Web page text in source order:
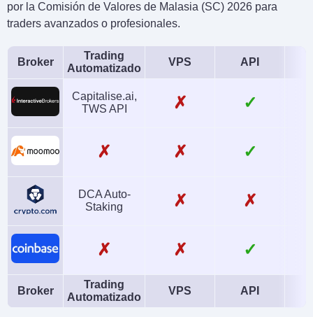
por la Comisión de Valores de Malasia (SC) 2026 para
traders avanzados o profesionales.
Broker
Trading
Automatizado
VPS API
Capitalise.ai,
TWS API
✗ ✓
✗ ✗ ✓
DCA Auto-
Staking
✗ ✗
✗ ✗ ✓
Broker
Trading
Automatizado
VPS API